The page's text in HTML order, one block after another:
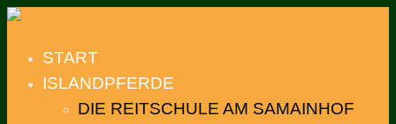
START
ISLANDPFERDE
DIE REITSCHULE AM SAMAINHOF